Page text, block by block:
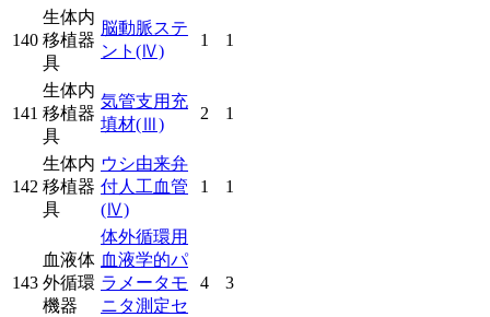
140
生体内
移植器
具
脳動脈ステ
ント (Ⅳ)
1 1
141
生体内
移植器
具
気管支用充
填材(Ⅲ)
2 1
142
生体内
移植器
具
ウシ由来弁
付人工血管
(Ⅳ)
1 1
143
血液体
外循環
機器
体外循環用
血液学的パ
ラメータモ
ニタ測定セ
4 3